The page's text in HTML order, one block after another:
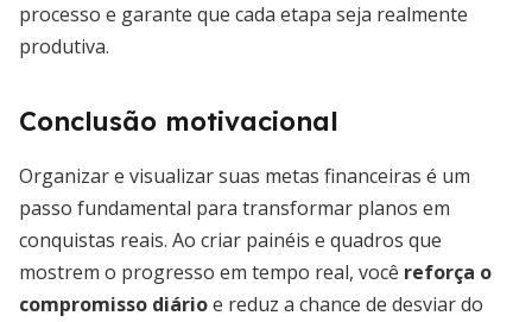
processo e garante que cada etapa seja realmente
produtiva.
Conclusão motivacional
Organizar e visualizar suas metas financeiras é um
passo fundamental para transformar planos em
conquistas reais. Ao criar painéis e quadros que
mostrem o progresso em tempo real, você reforça o
compromisso diárioe reduz a chance de desviar do